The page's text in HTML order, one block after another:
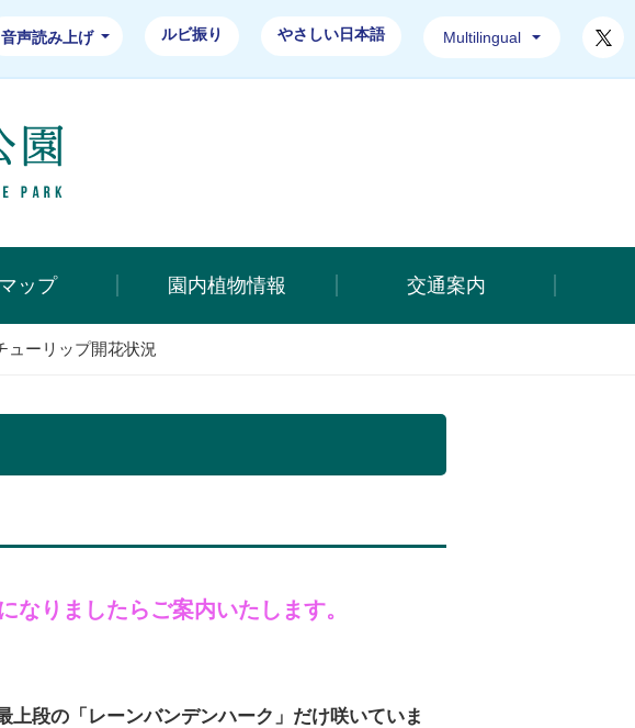
音声読み上げ ルビ振り やさしい日本語 Multilingual
ップ 園内植物情報 交通案内
ューリップ開花状況
りましたらご案内いたします。
段の「レーンバンデンハーク」だけ咲いていま